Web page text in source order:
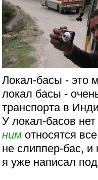
Локал-басы - это
локал басы -
транспорта в
У локал-басов нет
ним относятся
не слиппер-бас, и
я уже написал